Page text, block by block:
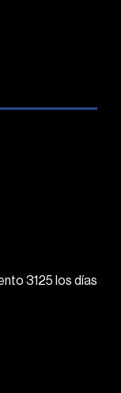
3125 los días